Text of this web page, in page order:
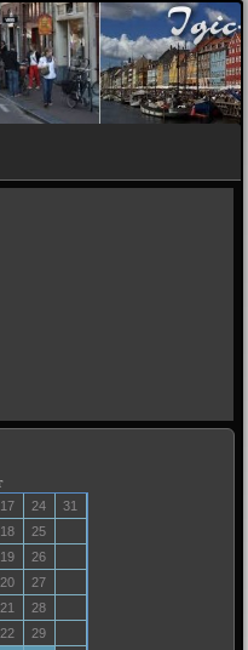
17 24
31
18
25
19
26
20
27
21
28
22
29